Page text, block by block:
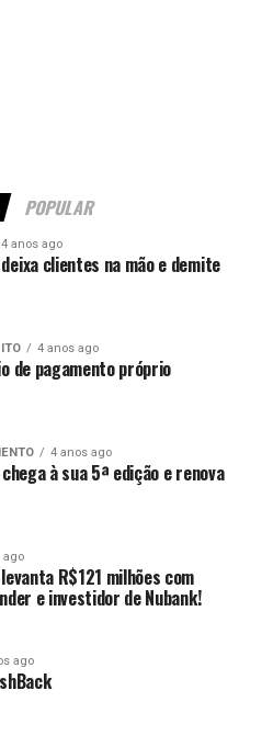
POPULAR
4 anos ago
clientes na mão e demite
4 anos ago
de pagamento próprio
4 anos ago
à sua 5ª edição e renova
ago
R$121 milhões com
e investidor de Nubank!
ago